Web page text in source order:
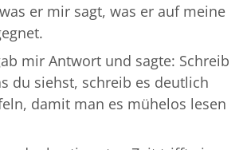
er mir sagt, was er auf meine
mir Antwort und sagte: Schreib
du siehst, schreib es deutlich
damit man es mühelos lesen